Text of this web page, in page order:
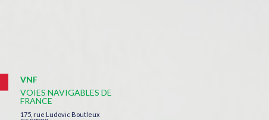
VNF
VOIES NAVIGABLES DE
FRANCE
175, rue Ludovic Boutleux